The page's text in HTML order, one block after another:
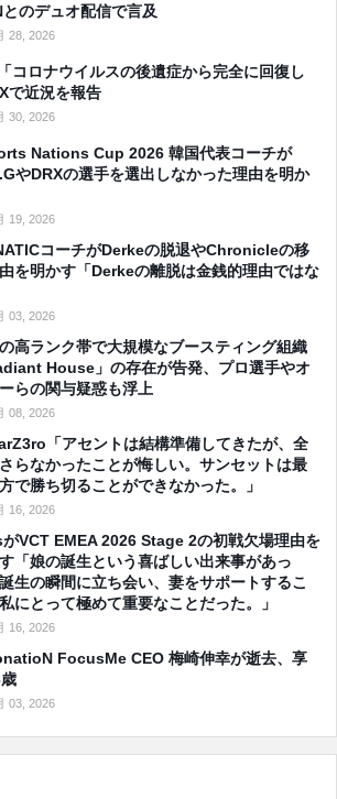
のデュオ配信で言及
28, 2026
コロナウイルスの後遺症から完全に回復し
で近況を報告
30, 2026
Nations Cup 2026 韓国代表コーチが
やDRXの選手を選出しなかった理由を明か
19, 2026
コーチがDerkeの脱退やChronicleの移
を明かす「Derkeの離脱は金銭的理由ではな
03, 2026
高ランク帯で大規模なブースティング組織
House」の存在が告発、プロ選手やオ
らの関与疑惑も浮上
08, 2026
「アセントは結構準備してきたが、全
らなかったことが悔しい。サンセットは最
で勝ち切ることができなかった。」
16, 2026
VCT EMEA 2026 Stage 2の初戦欠場理由を
「娘の誕生という喜ばしい出来事があっ
生の瞬間に立ち会い、妻をサポートするこ
にとって極めて重要なことだった。」
16, 2026
FocusMe CEO 梅崎伸幸が逝去、享
03, 2026